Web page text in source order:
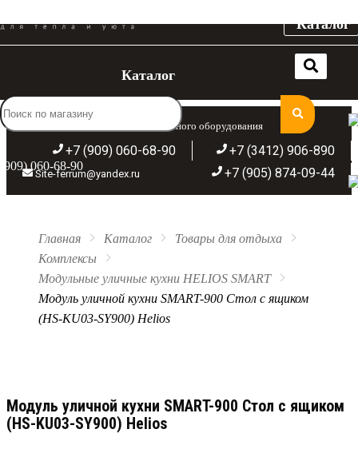
Широкий ассортимент отопительного оборудования
+7 (3412) 906-890
+7 (909) 060-68-90
+7 (905) 874-09-44
Site-ferrum@yandex.ru
Каталог
Каталог
(909) 060-68-90
Главная Каталог
Товары для отдыха
Комплексы
Модульные уличные кухни HELIOS SMART
Модуль уличной кухни SMART-900 Стол с ящиком
(HS-KU03-SY900) Helios
Модуль уличной кухни SMART-900 Стол с ящиком
(HS-KU03-SY900) Helios